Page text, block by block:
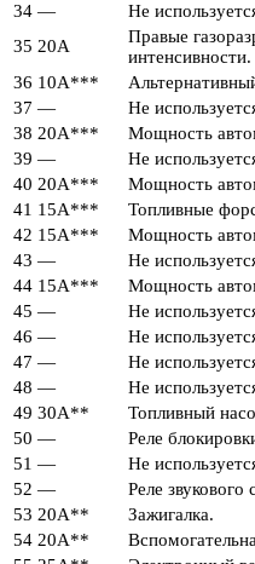
34 —
Не
35 20А
Правые
интенсивности.
36 10А***
37 —
Не
38 20А***
Мощность
39 —
Не
40 20А***
Мощность
41 15А***
Топливные
42 15А***
Мощность
43 —
Не
44 15А***
Мощность
45 —
Не
46 —
Не
47 —
Не
48 —
Не
49 30А**
Топливный
50 —
Реле
51 —
Не
52 —
Реле звукового
53 20А**
Зажигалка.
54 20А**